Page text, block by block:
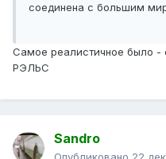
соединена с большим
Самое реалистичное было -
РЭЛЬС
Sandro